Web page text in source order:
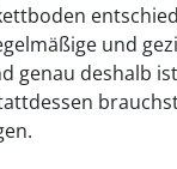
und
deshalb